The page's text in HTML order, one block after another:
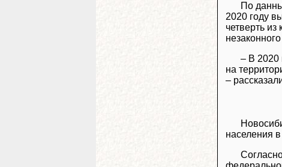
По
2020 году
четверть
– В 2020
на
–
населения